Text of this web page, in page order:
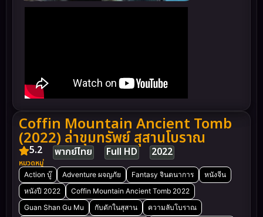
Coffin Mountain Ancient Tomb
(2022) ล่าขุมทรัพย์ สุสานโบราณ
5.2 พากย์ไทย Full HD 2022
หมวดหมู่
Action บู๊ Adventure ผจญภัย Fantasy จินตนาการ
หนังจีน
หนังปี 2022
Coffin Mountain Ancient Tomb 2022
Guan Shan Gu Mu
กับดักในสุสาน
ความลับโบราณ